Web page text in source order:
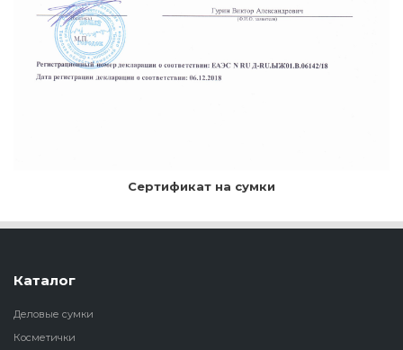
Сертификат на сумки
Каталог
Деловые сумки
Косметички